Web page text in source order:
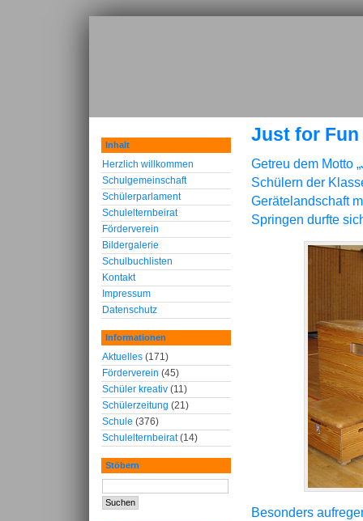
Just for Fun
Getreu dem Motto
Schülern der
Gerätelandschaft
Springen durfte
Besonders
Inhalt
Herzlich willkommen
Schulgemeinschaft
Schülerparlament
Schulelternbeirat
Förderverein
Bildergalerie
Schulbuchlisten
Kontakt
Impressum
Datenschutz
Informationen
Aktuelles (171)
Förderverein (45)
Schüler kreativ (11)
Schülerzeitung (21)
Schule (376)
Schulelternbeirat(14)
Stöbern